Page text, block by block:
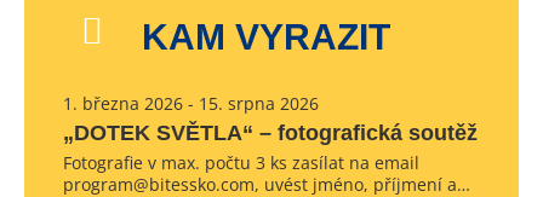
KAM VYRAZIT
1. března 2026 - 15. srpna 2026
„DOTEK SVĚTLA“ – fotografická soutěž
Fotografie v max. počtu 3 ks zasílat na email
program@bitessko.com, uvést jméno, příjmení a…